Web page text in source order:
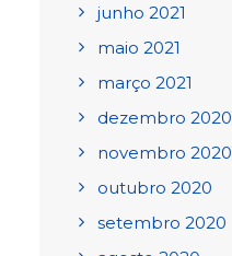
junho 2021
maio 2021
março 2021
dezembro 2020
novembro 2020
outubro 2020
setembro 2020